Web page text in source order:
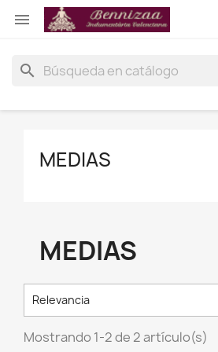

search
MEDIAS
MEDIAS
Relevancia
Mostrando 1-2 de 2 artículo(s)